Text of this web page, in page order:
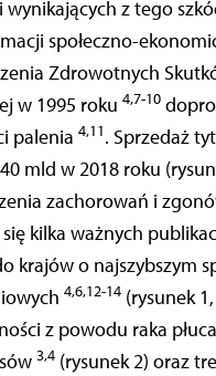
wynikających z tego
społeczno-
Zdrowotnych
w 1995 roku 4,7-10
palenia 4,11. Sprzedaż
mld w 2018 roku
zachorowań i
się kilka ważnych
krajów o najszybszym
4,6,12-14(rysunek
z powodu raka
3,4(rysunek 2) oraz